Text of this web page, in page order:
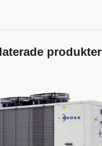
produkter